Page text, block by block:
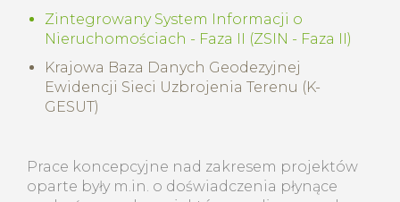
Zintegrowany System Informacji o
Nieruchomościach - Faza II (ZSIN - Faza II)
Krajowa Baza Danych Geodezyjnej
Ewidencji Sieci Uzbrojenia Terenu (K-
GESUT)
Prace koncepcyjne nad zakresem projektów
oparte były m.in. o doświadczenia płynące